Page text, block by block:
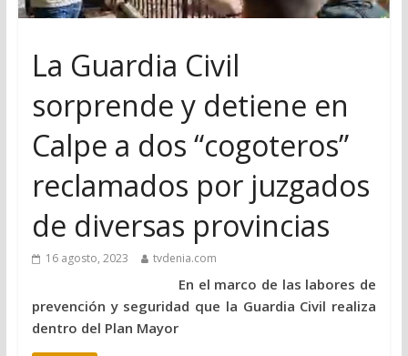
La Guardia Civil
sorprende y detiene en
Calpe a dos “cogoteros”
reclamados por juzgados
de diversas provincias
16 agosto, 2023 tvdenia.com
En el marco de las labores de
prevención y seguridad que la Guardia Civil realiza
dentro del Plan Mayor